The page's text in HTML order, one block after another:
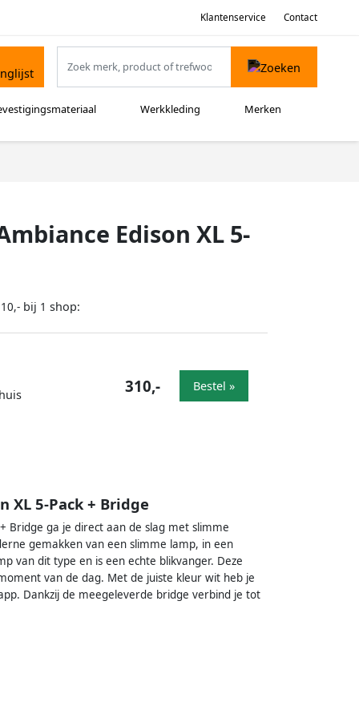
Klantenservice Contact
Werkkleding Merken
Edison XL 5-
bij 1 shop:
310,- Bestel »
XL 5-Pack + Bridge
Bridge ga je direct aan de slag met slimme
gemakken van een slimme lamp, in een
van dit type en is een echte blikvanger. Deze
van de dag. Met de juiste kleur wit heb je
Dankzij de meegeleverde bridge verbind je tot